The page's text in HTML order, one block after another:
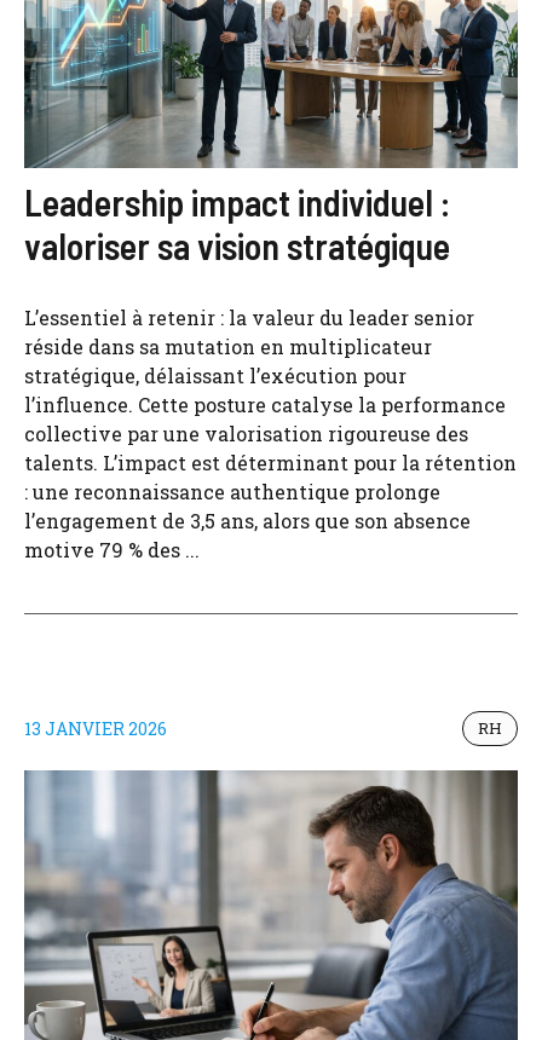
Leadership impact individuel :
valoriser sa vision stratégique
L’essentiel à retenir : la valeur du leader senior
réside dans sa mutation en multiplicateur
stratégique, délaissant l’exécution pour
l’influence. Cette posture catalyse la performance
collective par une valorisation rigoureuse des
talents. L’impact est déterminant pour la rétention
: une reconnaissance authentique prolonge
l’engagement de 3,5 ans, alors que son absence
motive 79 % des ...
13 JANVIER 2026 RH